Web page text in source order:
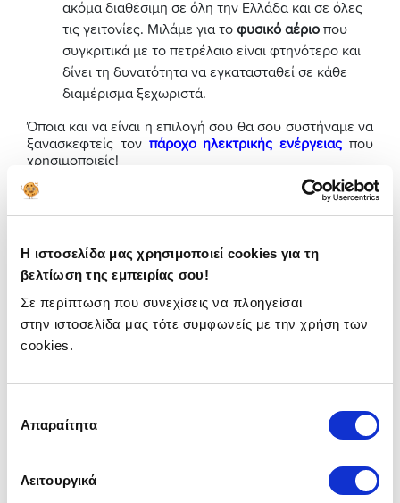
Η ιστοσελίδα μας χρησιμοποιεί cookies για τη
βελτίωση της εμπειρίας σου!
Σε περίπτωση που συνεχίσεις να πλοηγείσαι
στην ιστοσελίδα μας τότε συμφωνείς με την χρήση των
cookies.
συγκατάθεσης
Απαραίτητα
Λειτουργικά
ακόμα διαθέσιμη σε όλη την Ελλάδα και σε όλες
τις γειτονίες. Μιλάμε για το φυσικό αέριο που
συγκριτικά με το πετρέλαιο είναι φτηνότερο και
δίνει τη δυνατότητα να εγκατασταθεί σε κάθε
διαμέρισμα ξεχωριστά.
Όποια και να είναι η επιλογή σου θα σου συστήναμε να
ξανασκεφτείς τον πάροχο ηλεκτρικής ενέργειας που
χρησιμοποιείς!
Είτε επιλέξεις τις εναλλακτικές που καταναλώνουν
💡 Επίσης συνδυάζοντας το
μεγαλύτερες εκπτώσεις.
Αν θες να συγκρίνεις τις μεγαλύτερες εταιρείες
Έξυπνα, απλά και από την ησυχία του σπιτιού σου! 🏠